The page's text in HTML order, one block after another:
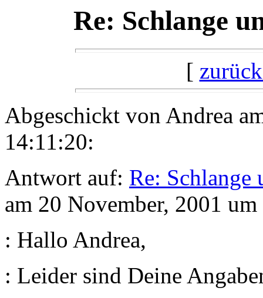
Re: Schlange
[
Abgeschickt von Andrea
14:11:20:
Antwort auf: Re: Schlange
am 20 November, 2001
: Hallo Andrea,
: Leider sind Deine